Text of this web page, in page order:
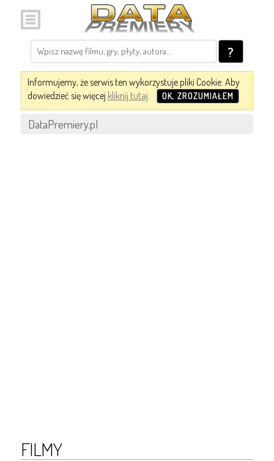
?
Informujemy, że serwis ten wykorzystuje pliki Cookie. Aby
dowiedzieć się więcej kliknij tutaj. OK, ZROZUMIAŁEM
DataPremiery.pl
FILMY